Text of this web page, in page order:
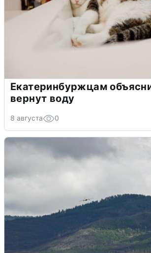
Екатеринбуржцам
вернут воду
8 августа 0